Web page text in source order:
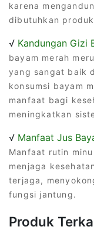
karena
dibutuhkan
√ Kandungan Gizi
bayam merah
yang sangat baik
konsumsi bayam
manfaat bagi
meningkatkan
√ Manfaat Jus
Manfaat rutin
menjaga
terjaga,
fungsi jantung.
Produk